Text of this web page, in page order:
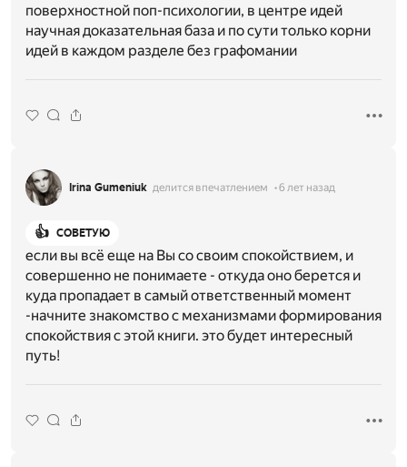
поверхностной поп-психологии, в центре идей
научная доказательная база и по сути только корни
идей в каждом разделе без графомании
Irina Gumeniuk делится впечатлением 6 лет назад
👍 СОВЕТУЮ
если вы всё еще на Вы со своим спокойствием, и
совершенно не понимаете - откуда оно берется и
куда пропадает в самый ответственный момент
-начните знакомство с механизмами формирования
спокойствия с этой книги. это будет интересный
путь!